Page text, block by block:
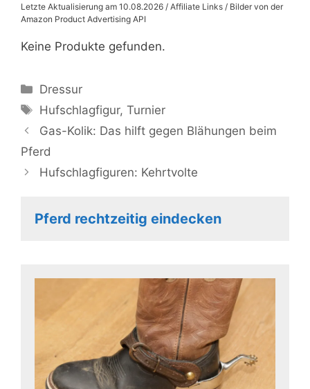
Letzte Aktualisierung am 10.08.2026 / Affiliate Links / Bilder von der
Amazon Product Advertising API
Keine Produkte gefunden.
Kategorien
Dressur
Schlagwörter
Hufschlagfigur,Turnier
Gas-Kolik: Das hilft gegen Blähungen beim
Pferd
Hufschlagfiguren: Kehrtvolte
Pferd rechtzeitig eindecken